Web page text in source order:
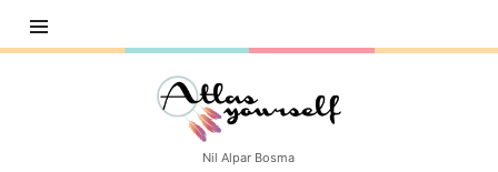
Atlasyourself
Nil Alpar Bosma